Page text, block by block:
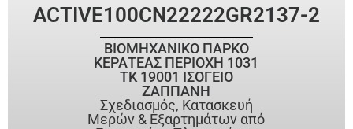
ACTIVE100CN22222GR2137-2
ΒΙΟΜΗΧΑΝΙΚΟ ΠΑΡΚΟ
ΚΕΡΑΤΕΑΣ ΠΕΡΙΟΧΗ 1031
ΤΚ 19001 ΙΣΟΓΕΙΟ
ΖΑΠΠΑΝΗ
Σχεδιασμός, Κατασκευή
Μερών & Εξαρτημάτων από